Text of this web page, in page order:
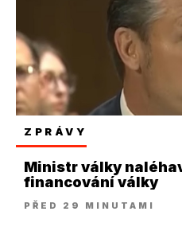
ZPRÁVY
Ministr války
financování války
PŘED 29 MINUTAMI